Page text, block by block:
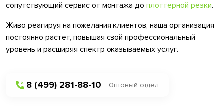
сопутствующий сервис от монтажа до плоттерной резки.
Живо реагируя на пожелания клиентов, наша организация
постоянно растет, повышая свой профессиональный
уровень и расширяя спектр оказываемых услуг.
8 (499) 281-88-10 Оптовый отдел